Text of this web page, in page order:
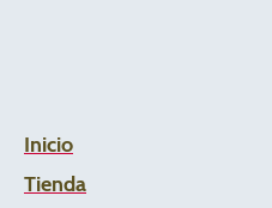
Inicio
Tienda